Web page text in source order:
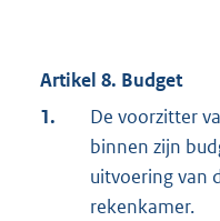
Artikel 8. Budget
1.
De voorzitter
binnen zijn
uitvoering van
rekenkamer.